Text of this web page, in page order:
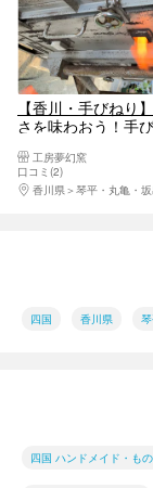
【香川・手びねり
さを味わおう！手
工房夢幻窯
口コミ(2)
香川県
琴平・丸亀・
四国 香川県
四国 ハンドメイド・も